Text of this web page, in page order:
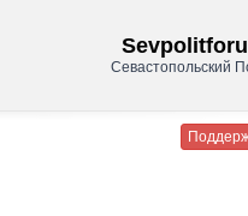
Севастопольский